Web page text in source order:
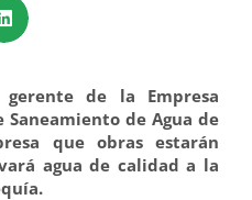
de la Empresa
Saneamiento de Agua de
que obras estarán
agua de calidad a la